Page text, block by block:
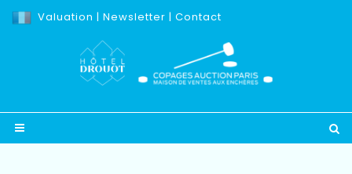
Valuation | Newsletter | Contact